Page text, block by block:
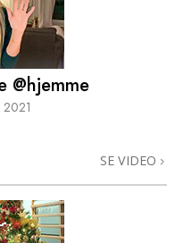
@hjemme
2021
SE VIDEO